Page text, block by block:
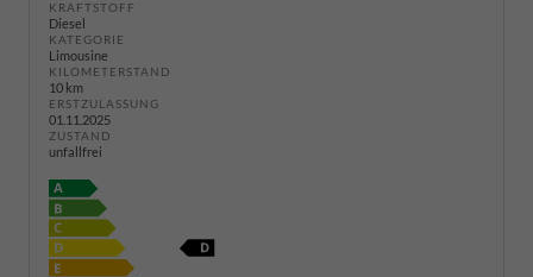
KRAFTSTOFF
Diesel
KATEGORIE
Limousine
KILOMETERSTAND
10 km
ERSTZULASSUNG
01.11.2025
ZUSTAND
unfallfrei